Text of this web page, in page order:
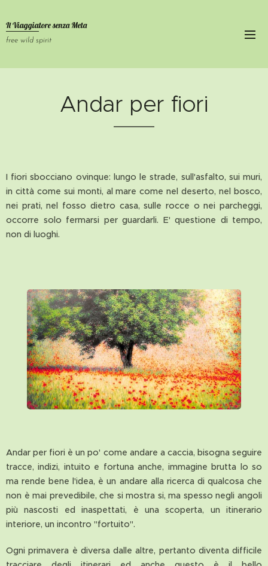
Il Viaggiatore senzaMeta
free wild spirit
Andar per fiori
I fiori sbocciano ovinque: lungo le strade, sull'asfalto, sui muri,
in città come sui monti, al mare come nel deserto, nel bosco,
nei prati, nel fosso dietro casa, sulle rocce o nei parcheggi,
occorre solo fermarsi per guardarli. E' questione di tempo,
non di luoghi.
Andar per fiori è un po' come andare a caccia, bisogna seguire
tracce, indizi, intuito e fortuna anche, immagine brutta lo so
ma rende bene l'idea, è un andare alla ricerca di qualcosa che
non è mai prevedibile, che si mostra si, ma spesso negli angoli
più nascosti ed inaspettati, è una scoperta, un itinerario
interiore, un incontro "fortuito".
Ogni primavera è diversa dalle altre, pertanto diventa difficile